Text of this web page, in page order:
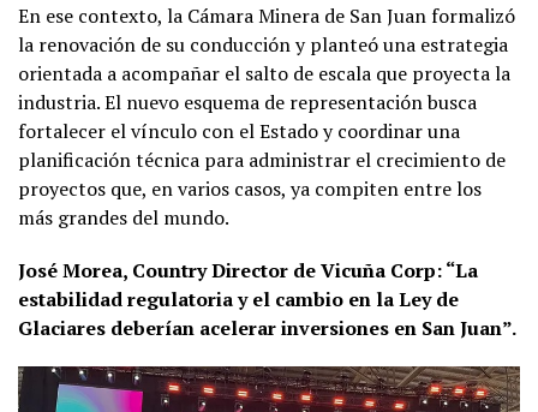
En ese contexto, la Cámara Minera de San Juan formalizó
la renovación de su conducción y planteó una estrategia
orientada a acompañar el salto de escala que proyecta la
industria. El nuevo esquema de representación busca
fortalecer el vínculo con el Estado y coordinar una
planificación técnica para administrar el crecimiento de
proyectos que, en varios casos, ya compiten entre los
más grandes del mundo.
José Morea, Country Director de Vicuña Corp: “La
estabilidad regulatoria y el cambio en la Ley de
Glaciares deberían acelerar inversiones en San Juan”.